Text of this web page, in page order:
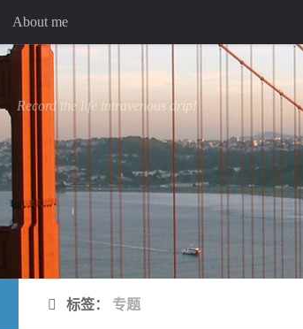
About me
Record the life intravenous drip!
标签： 专题